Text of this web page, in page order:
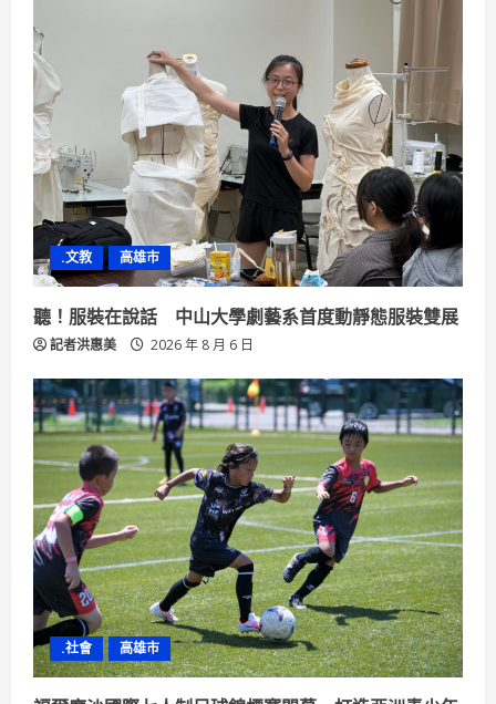
.文教 高雄市
聽！服裝在說話 中山大學劇藝系首度動靜態服裝雙展
記者洪惠美 2026 年 8 月 6 日
.社會 高雄市